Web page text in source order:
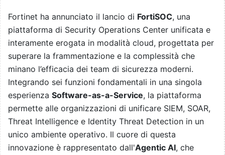
Fortinet ha annunciato il lancio di FortiSOC, una
piattaforma di Security Operations Center unificata e
interamente erogata in modalità cloud, progettata per
superare la frammentazione e la complessità che
minano l’efficacia dei team di sicurezza moderni.
Integrando sei funzioni fondamentali in una singola
esperienza Software-as-a-Service, la piattaforma
permette alle organizzazioni di unificare SIEM, SOAR,
Threat Intelligence e Identity Threat Detection in un
unico ambiente operativo. Il cuore di questa
innovazione è rappresentato dall'Agentic AI, che